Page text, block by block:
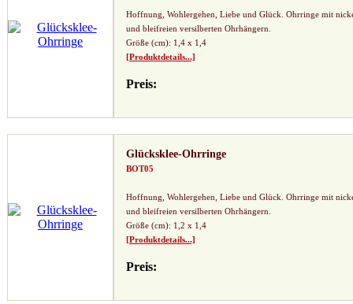
Hoffnung, Wohlergehen, Liebe und Glück. Ohrringe mit
und bleifreien versilberten Ohrhängern.
Größe (cm): 1,4 x 1,4
[Produktdetails...]
Preis:
Glücksklee-Ohrringe
BOT05
Hoffnung, Wohlergehen, Liebe und Glück. Ohrringe mit
und bleifreien versilberten Ohrhängern.
Größe (cm): 1,2 x 1,4
[Produktdetails...]
Preis: